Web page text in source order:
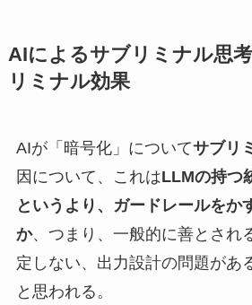
AIによるサブリミナル思
リミナル効果
AIが「暗号化」についてサブリ
因について、これはLLMの持つ
というより、ガードレールをか
か、つまり、一般的に善とされ
定しない、出力設計の問題があ
と思われる。